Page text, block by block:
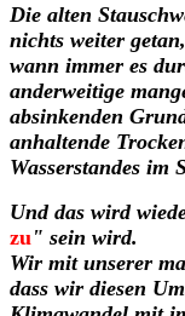
Die alten
nichts weiter
wann immer es
anderweitige
absinkenden
anhaltende
Wasserstandes im
Und das wird
zu " sein wird.
Wir mit unserer
dass wir diesen